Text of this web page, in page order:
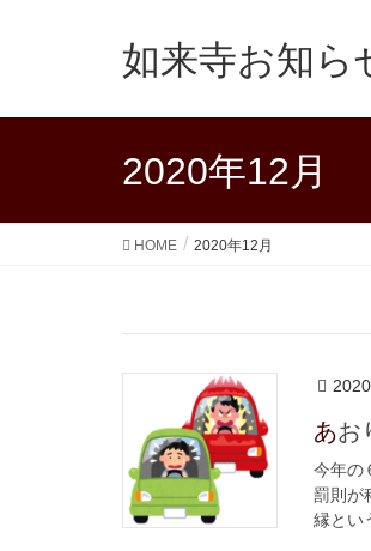
如来寺お知ら
2020年12月
HOME 2020年12月
あ
今年の
罰則が
縁とい